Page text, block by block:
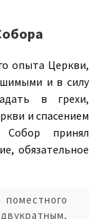
опыта Церкви,
и в силу
в грехи,
и спасением
принял
обязательное